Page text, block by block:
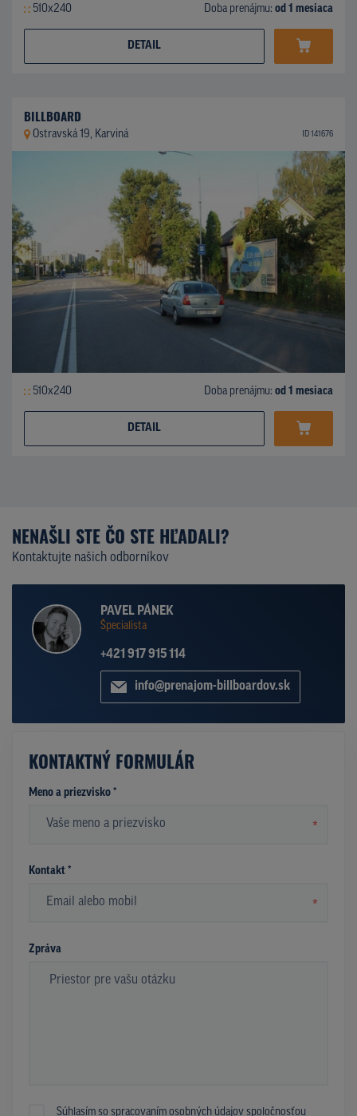
510x240 Doba prenájmu: od 1 mesiaca
DETAIL
BILLBOARD
Ostravská 19, Karviná ID 141676
510x240 Doba prenájmu: od 1 mesiaca
DETAIL
NENAŠLI STE ČO STE HĽADALI?
Kontaktujte našich odborníkov
PAVEL PÁNEK
Špecialista
+421 917 915 114
info@prenajom-billboardov.sk
KONTAKTNÝ FORMULÁR
Meno a priezvisko *
*
Kontakt *
*
Zpráva
Súhlasím so spracovaním osobných údajov spoločnosťou